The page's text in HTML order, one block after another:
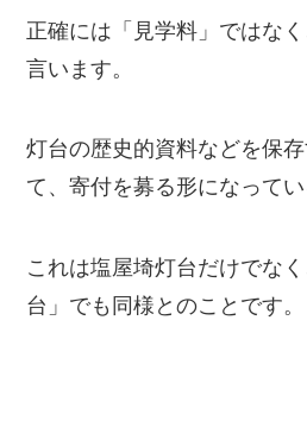
正確には「見学料」ではな
言います。
灯台の歴史的資料などを保
て、寄付を募る形になってい
これは塩屋埼灯台だけでな
台」でも同様とのことです。